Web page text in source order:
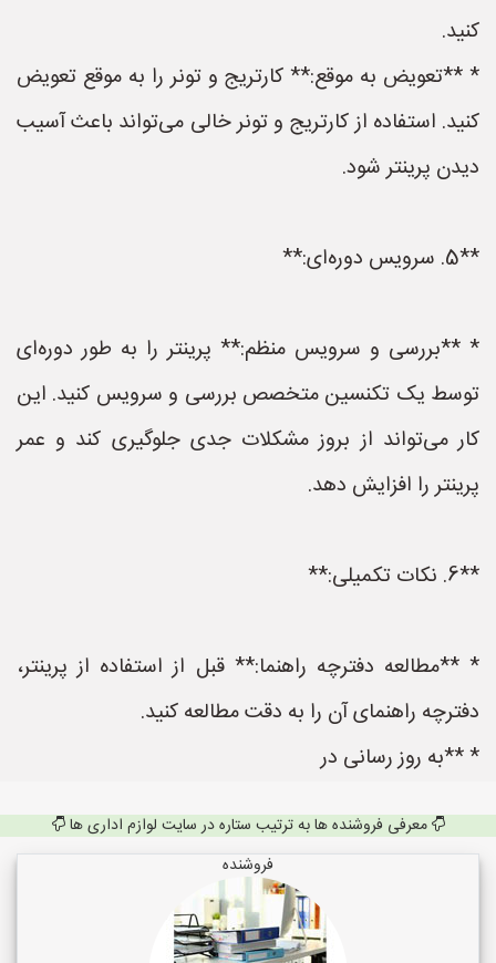
کنید.
* **تعویض به موقع:** کارتریج و تونر را به موقع تعویض
کنید. استفاده از کارتریج و تونر خالی می‌تواند باعث آسیب
دیدن پرینتر شود.
**5. سرویس دوره‌ای:**
* **بررسی و سرویس منظم:** پرینتر را به طور دوره‌ای
توسط یک تکنسین متخصص بررسی و سرویس کنید. این
کار می‌تواند از بروز مشکلات جدی جلوگیری کند و عمر
پرینتر را افزایش دهد.
**6. نکات تکمیلی:**
* **مطالعه دفترچه راهنما:** قبل از استفاده از پرینتر،
دفترچه راهنمای آن را به دقت مطالعه کنید.
* **به روز رسانی در
معرفی فروشنده ها به ترتیب ستاره در سایت لوازم اداری ها
فروشنده